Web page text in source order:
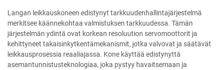
Langan leikkauskoneen edistynyt tarkkuudenhallintajärjestelmä
merkitsee käännekohtaa valmistuksen tarkkuudessa. Tämän
järjestelmän ydintä ovat korkean resoluution servomoottorit ja
kehittyneet takaisinkytkentämekanismit, jotka valvovat ja säätävät
leikkausprosessia reaaliajassa. Kone käyttää edistynyttä
asemantunnistusteknologiaa, joka pystyy havaitsemaan ja